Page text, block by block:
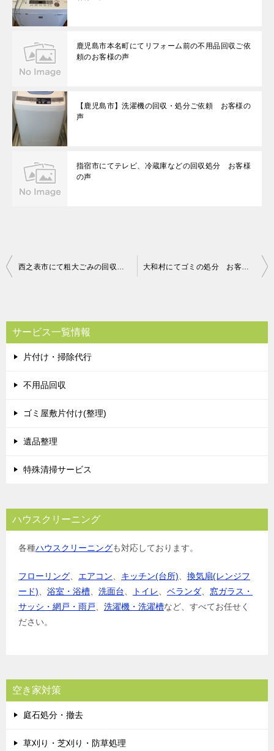
鹿児島市本名町にてリフォーム前の不用品回収ご依
頼のお客様の声
【鹿児島市】洗濯機の回収・処分ご依頼 お客様の
声
指宿市にてテレビ、冷蔵庫などの回収処分 お客様
の声
投
ビ
ゲ
ー
シ
西之表市にて粗大ごみの回収 お客様の声 大和村にてゴミの処分 お客様の声
サービス一覧情報
片付け・掃除代行
不用品回収
ゴミ屋敷片付け(整理)
遺品整理
特殊清掃サービス
ハウスクリーニング
各種ハウスクリーニングも対応しております。
フローリング、 エアコン、 キッチン(台所)、 換気扇(レンジフ
ード)、 浴室・浴槽、 洗面台、 トイレ、 ベランダ、 窓ガラス・
サッシ・網戸・雨戸、 洗濯機・洗濯槽など、すべてお任せく
ださい。
空き家対策
庭石処分・撤去
草刈り・芝刈り・防草処理